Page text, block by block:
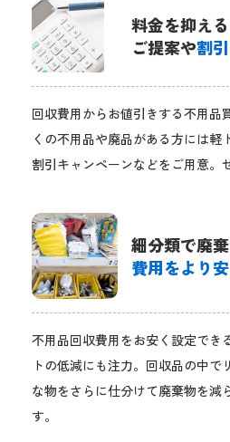
料金を抑える
ご提案や割
回収費用からお値引きする不用品
くの不用品や廃品がある方には軽
割引キャンペーンなどをご用意。
細分類で廃
費用をより安
不用品回収費用をお安く設定でき
トの低減にも注力。回収品の中
な物をさらに仕分けて廃棄物を減
す。